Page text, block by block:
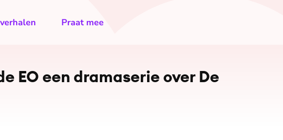
Praat mee
EO een dramaserie over De